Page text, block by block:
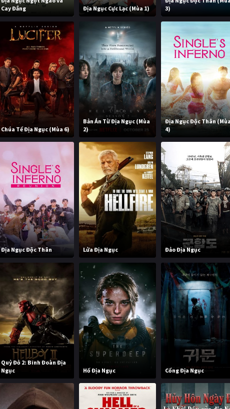
Cay Đắng
Địa Ngục Cực Lạc (Mùa 1)
3)
Chúa Tể Địa Ngục (Mùa 6)
Bản Án Từ Địa Ngục (Mùa
2)
Địa Ngục Độc Thân
4)
Địa Ngục Độc Thân Lửa Địa Ngục Đảo Địa Ngục
Quỷ Đỏ 2: Binh Đoàn Địa
Ngục
Hố Địa Ngục Cổng Địa Ngục